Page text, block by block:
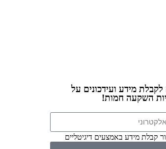
מידע ועידכונים על
השקעה חמות!
קבלת מידע באמצעים דיגיטליים